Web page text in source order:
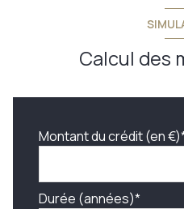
Calcul des
Montant du crédit (en
Durée (années)*